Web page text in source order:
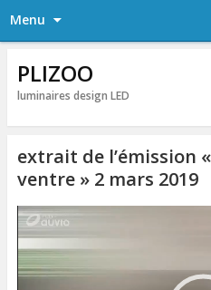
Menu
PLIZOO
luminaires design LED
extrait de l’émission
ventre » 2 mars 2019
L
e
c
t